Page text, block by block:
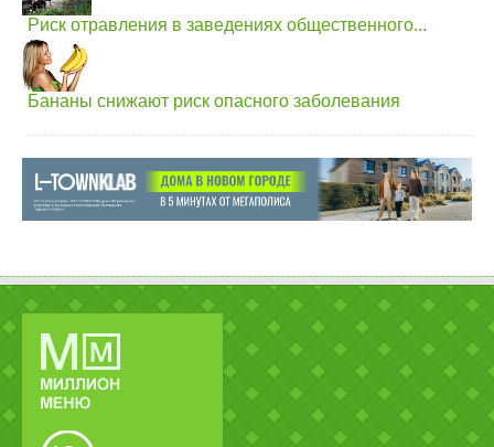
Риск отравления в заведениях общественного...
Бананы снижают риск опасного заболевания